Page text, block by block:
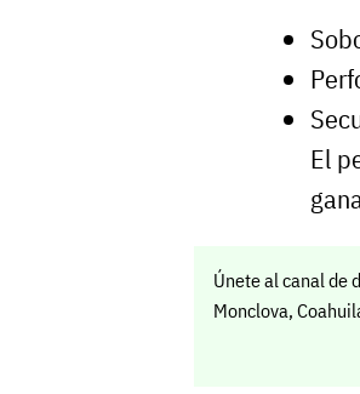
El
Únete al canal de
Monclova,